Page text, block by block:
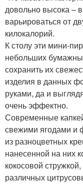
довольно высока –
варьироваться от
килокалорий.
К столу эти мини-
небольших
сохранить их
изделия в данных
руками, да и
очень эффектно.
Современные
свежими ягодами и
из разноцветных
нанесенной на них
кокосовой
различных